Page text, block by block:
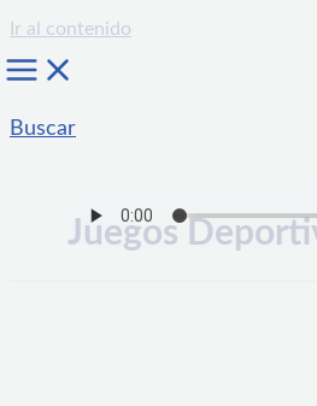
Ir al contenido
Buscar
Juegos